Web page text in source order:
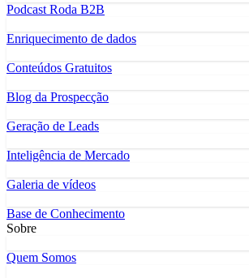
Podcast Roda B2B
Enriquecimento de dados
Conteúdos Gratuitos
Blog da Prospecção
Geração de Leads
Inteligência de Mercado
Galeria de vídeos
Base de Conhecimento
Sobre
Quem Somos